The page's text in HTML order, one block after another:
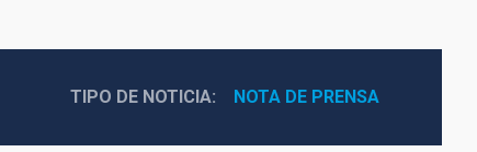
TIPO DE NOTICIA NOTA DE PRENSA